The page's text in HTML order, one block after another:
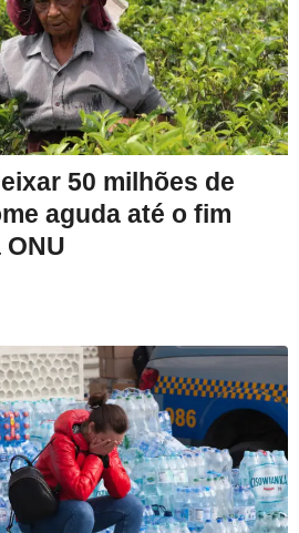
50 milhões de
aguda até o fim
ONU